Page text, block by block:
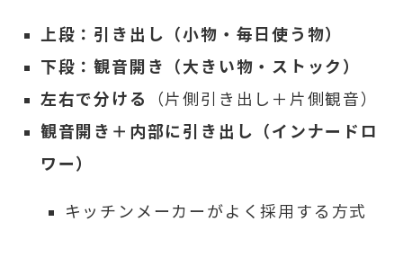
上段：引き出し（小物・毎日使う物）
下段：観音開き（大きい物・ストック）
左右で分ける
（片側引き出し＋片側観音）
観音開き＋内部に引き出し（インナードロ
ワー）
キッチンメーカーがよく採用する方式